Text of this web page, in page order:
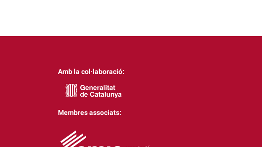
Amb la col·laboració:
Membres associats: